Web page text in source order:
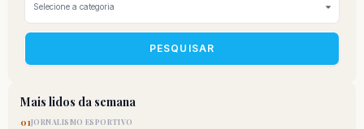
PESQUISAR
Mais lidos da semana
01JORNALISMO ESPORTIVO